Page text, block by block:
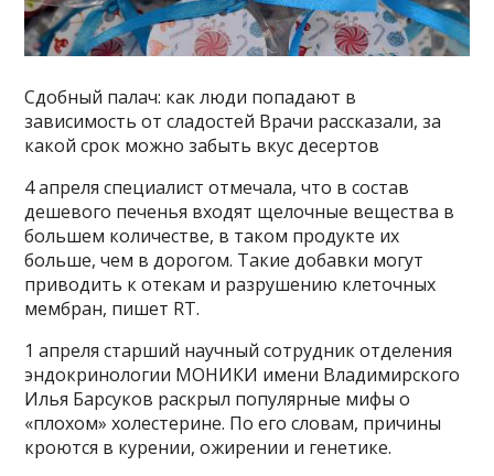
Сдобный палач: как люди попадают в
зависимость от сладостей Врачи рассказали, за
какой срок можно забыть вкус десертов
4 апреля специалист отмечала, что в состав
дешевого печенья входят щелочные вещества в
большем количестве, в таком продукте их
больше, чем в дорогом. Такие добавки могут
приводить к отекам и разрушению клеточных
мембран, пишет RT.
1 апреля старший научный сотрудник отделения
эндокринологии МОНИКИ имени Владимирского
Илья Барсуков раскрыл популярные мифы о
«плохом» холестерине. По его словам, причины
кроются в курении, ожирении и генетике.